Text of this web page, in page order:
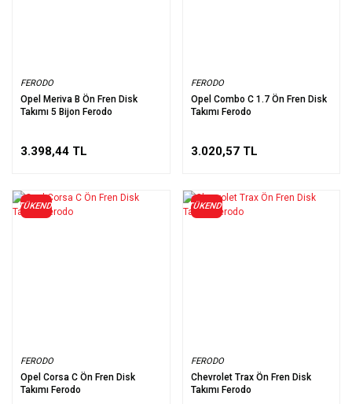
FERODO
Opel Meriva B Ön Fren Disk
Takımı 5 Bijon Ferodo
3.398,44 TL
FERODO
Opel Combo C 1.7 Ön Fren Disk
Takımı Ferodo
3.020,57 TL
TÜKENDİ
FERODO
Opel Corsa C Ön Fren Disk
Takımı Ferodo
TÜKENDİ
FERODO
Chevrolet Trax Ön Fren Disk
Takımı Ferodo